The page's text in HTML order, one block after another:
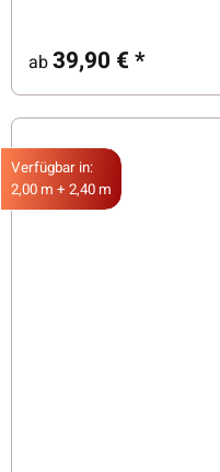
ab39,90 €*
Verfügbar in:
2,00 m + 2,40 m